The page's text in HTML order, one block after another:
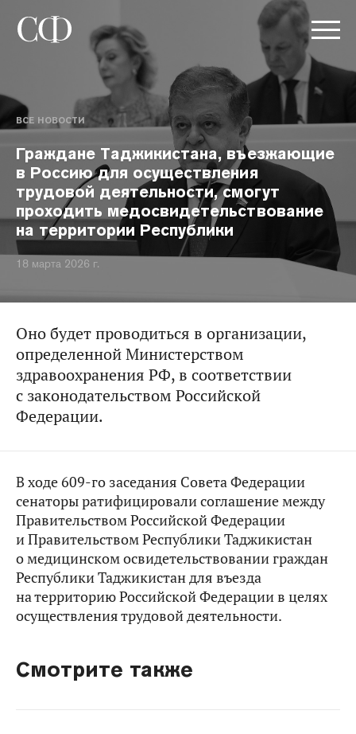
ВСЕ НОВОСТИ
Граждане Таджикистана, въезжающие
в Россию для осуществления
трудовой деятельности, смогут
проходить медосвидетельствование
на территории Республики
18 марта 2026 г.
Оно будет проводиться в организации,
определенной Министерством
здравоохранения РФ, в соответствии
с законодательством Российской
Федерации.
В ходе 609-го заседания Совета Федерации
сенаторы ратифицировали соглашение между
Правительством Российской Федерации
и Правительством Республики Таджикистан
о медицинском освидетельствовании граждан
Республики Таджикистан для въезда
на территорию Российской Федерации в целях
осуществления трудовой деятельности.
Смотрите также